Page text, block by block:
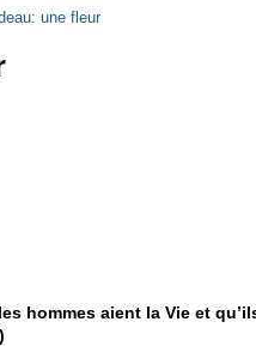
une fleur
hommes aient la Vie et